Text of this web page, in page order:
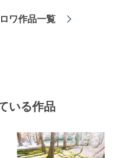
ワ作品一覧
いる作品